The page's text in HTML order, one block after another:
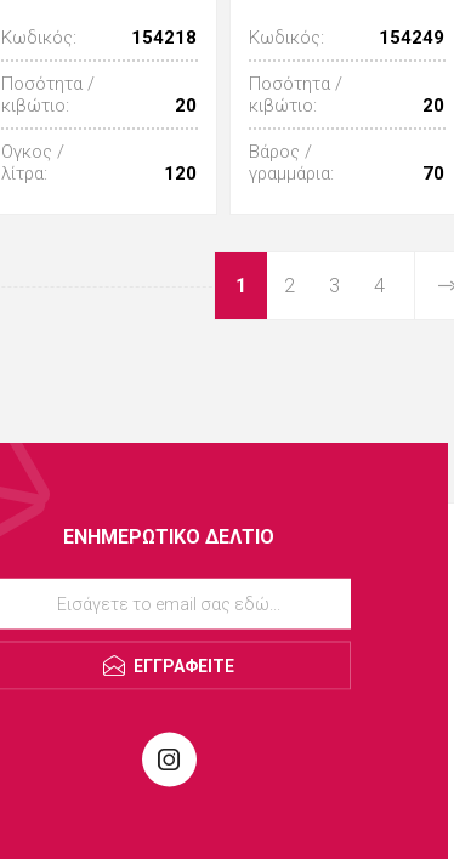
Κωδικός: 154218
Ποσότητα /
κιβώτιο:
20
Ογκος /
λίτρα:
120
Κωδικός: 154249
Ποσότητα /
κιβώτιο:
20
Βάρος /
γραμμάρια:
70
1 2 3 4
ΕΝΗΜΕΡΩΤΙΚΌ ΔΕΛΤΊΟ
ΕΓΓΡΑΦΕΊΤΕ